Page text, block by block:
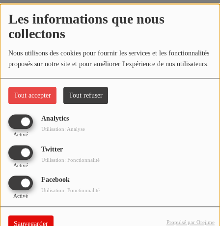
Les informations que nous
collectons
Nous utilisons des cookies pour fournir les services et les fonctionnalités
proposés sur notre site et pour améliorer l'expérience de nos utilisateurs.
Tout accepter Tout refuser
Analytics
Activé
Utilisation: Analyse
Twitter
Activé
Utilisation: Fonctionnalité
Facebook
Activé
Utilisation: Fonctionnalité
Sauvegarder Propulsé par Orejime
NOS PROGRAMMES COURTS
ARCHIVES - SAISONS PASSÉES
VOS ÉMISSIONS EN IMAGES
PHOTOS
ANNONCEURS & ESPACE PRO
VOTRE PUBLICITÉ SUR PONTACQ RADIO
LOCATION DE STUDIOS
ÉDUCATION AUX MÉDIAS ET À
L'INFORMATION
EN QUOI ÇA CONSISTE ?
ÉCOUTEZ LES PRODUCTIONS
Écouter le podcast
Télécharger le podcast
Réécoutez l'émission LA BANDE À BRUNO du samedi 06 mars
2021 !